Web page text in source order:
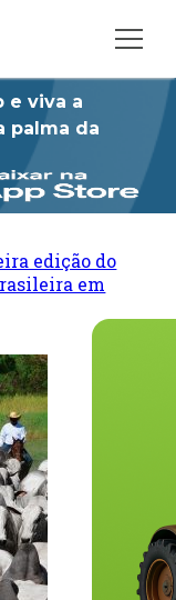
e viva a
palma da
edição do
em